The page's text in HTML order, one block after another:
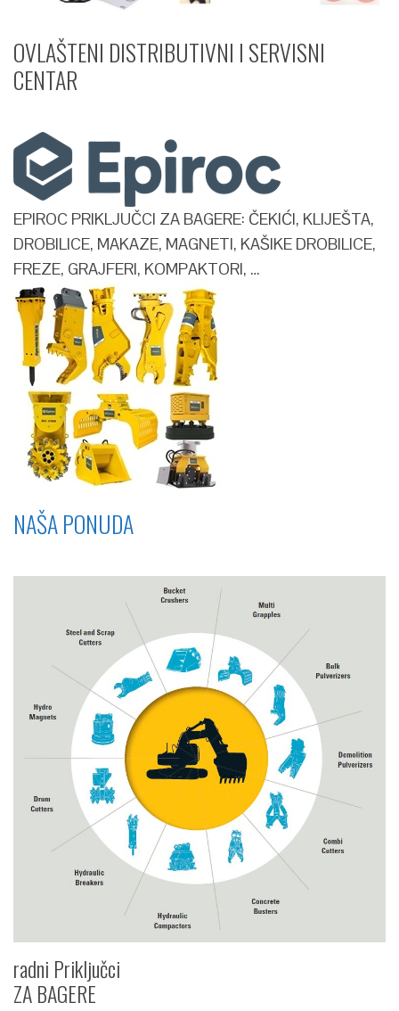
OVLAŠTENI DISTRIBUTIVNI I SERVISNI
CENTAR​
EPIROC PRIKLJUČCI ZA BAGERE: ČEKIĆI, KLIJEŠTA,
DROBILICE, MAKAZE, MAGNETI, KAŠIKE DROBILICE,
FREZE, GRAJFERI, KOMPAKTORI, …
NAŠA PONUDA
radni Priključci
ZA BAGERE